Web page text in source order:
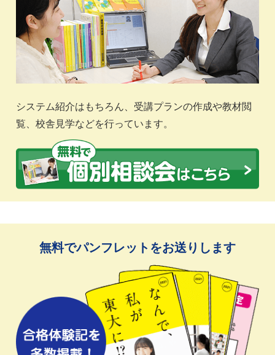
システム紹介はもちろん、受講プランの作成や教材閲
覧、校舎見学などを行っています。
無料でパンフレットをお送りします